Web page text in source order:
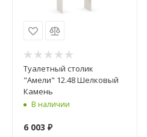
Туалетный столик
"Амели" 12.48 Шелковый
Камень
В наличии
6 003 ₽